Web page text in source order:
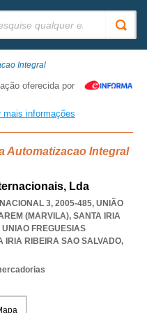
Integral
oferecida por
mais informações
Automatizacao Integral
Lda
3, 2005-485, UNIÃO
(MARVILA), SANTA IRIA
UNIAO FREGUESIAS
IRIA RIBEIRA SAO SALVADO,